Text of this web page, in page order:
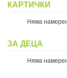
КАРТИЧКИ
Няма
ЗА ДЕЦА
Няма